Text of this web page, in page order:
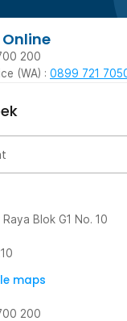
200
(WA) : 0899 721
Blok G1 No. 10
maps
200